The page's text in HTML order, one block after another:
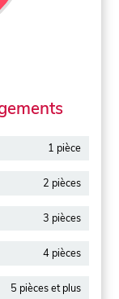
1 pièce
2 pièces
3 pièces
4 pièces
5 pièces et plus